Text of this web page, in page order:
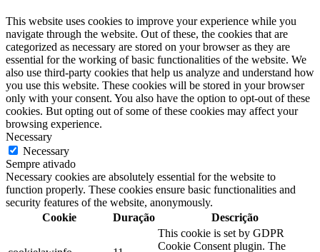
This website uses cookies to improve your experience while you
navigate through the website. Out of these, the cookies that are
categorized as necessary are stored on your browser as they are
essential for the working of basic functionalities of the website. We
also use third-party cookies that help us analyze and understand how
you use this website. These cookies will be stored in your browser
only with your consent. You also have the option to opt-out of these
cookies. But opting out of some of these cookies may affect your
browsing experience.
Necessary
Necessary
Sempre ativado
Necessary cookies are absolutely essential for the website to
function properly. These cookies ensure basic functionalities and
security features of the website, anonymously.
Cookie
Duração Descrição
This cookie is set by GDPR
Cookie Consent plugin. The